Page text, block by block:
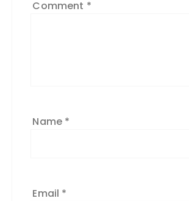
Comment *
Name *
Email *